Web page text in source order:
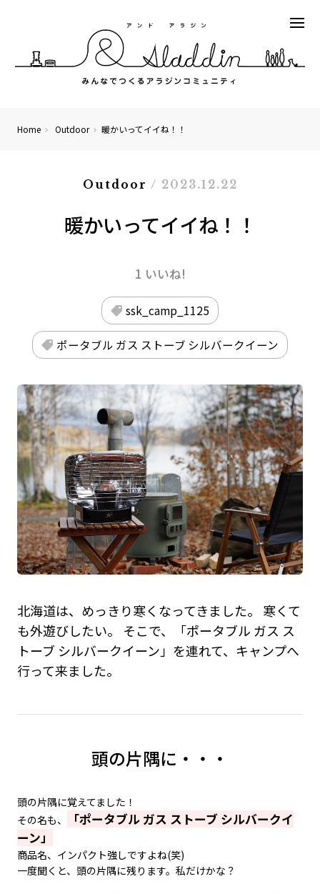
Home Outdoor 暖かいってイイね！！
Outdoor / 2023.12.22
暖かいってイイね！！
1 いいね!
ssk_camp_1125
ポータブル ガス ストーブ シルバークイーン
北海道は、めっきり寒くなってきました。 寒くて
も外遊びしたい。 そこで、「ポータブル ガス ス
トーブ シルバークイーン」を連れて、キャンプへ
行って来ました。
頭の片隅に・・・
頭の片隅に覚えてました！
その名も、
「ポータブル ガス ストーブ シルバークイ
ーン」
商品名、インパクト強しですよね(笑)
一度聞くと、頭の片隅に残ります。私だけかな？